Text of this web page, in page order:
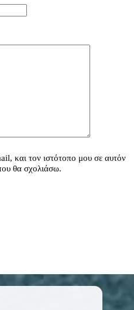
και τον ιστότοπο μου σε αυτόν
θα σχολιάσω.